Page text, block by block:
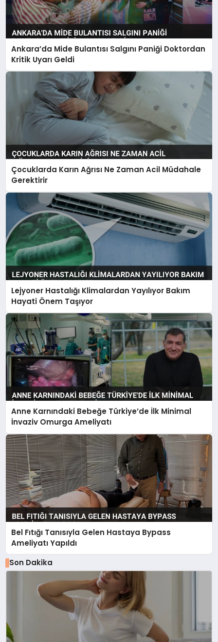
Ankara’da Mide Bulantısı Salgını Paniği Doktordan
Kritik Uyarı Geldi
Çocuklarda Karın Ağrısı Ne Zaman Acil Müdahale
Gerektirir
Lejyoner Hastalığı Klimalardan Yayılıyor Bakım
Hayati Önem Taşıyor
Anne Karnındaki Bebeğe Türkiye’de İlk Minimal
İnvaziv Omurga Ameliyatı
Bel Fıtığı Tanısıyla Gelen Hastaya Bypass
Ameliyatı Yapıldı
Son Dakika